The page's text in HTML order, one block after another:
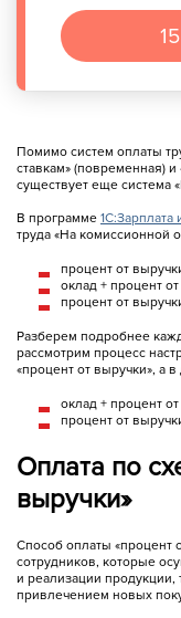
Помимо систем оплаты
ставкам» (повременная)
существует еще система
В программе
труда «На комиссионной
процент от
оклад + процент
процент от
Разберем подробнее
рассмотрим процесс
«процент от выручки», а
оклад + процент
процент от
Оплата по
выручки»
Способ оплаты «процент
сотрудников, которые
и реализации продукции,
привлечением новых